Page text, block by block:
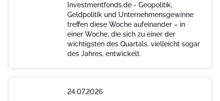
Investmentfonds.de - Geopolitik,
Geldpolitik und Unternehmensgewinne
treffen diese Woche aufeinander – in
einer Woche, die sich zu einer der
wichtigsten des Quartals, vielleicht sogar
des Jahres, entwickelt.
24.07.2026